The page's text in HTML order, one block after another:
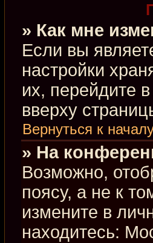
» Как мне
Если вы
настройки
их, перейдите
вверху
Вернуться к
» На
Возможно,
поясу, а не к
измените в
находитесь: